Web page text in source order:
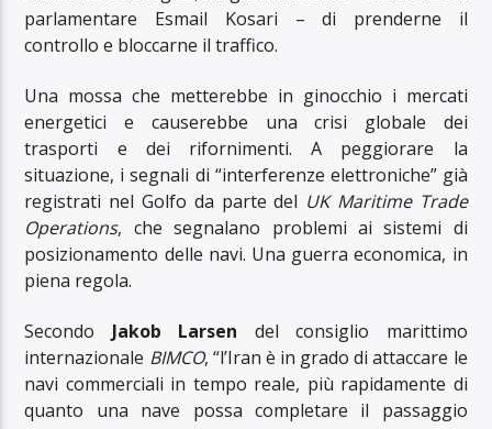
parlamentare Esmail Kosari – di prenderne il
controllo e bloccarne il traffico.
Una mossa che metterebbe in ginocchio i mercati
energetici e causerebbe una crisi globale dei
trasporti e dei rifornimenti. A peggiorare la
situazione, i segnali di “interferenze elettroniche” già
registrati nel Golfo da parte del UK Maritime Trade
Operations, che segnalano problemi ai sistemi di
posizionamento delle navi. Una guerra economica, in
piena regola.
Secondo Jakob Larsen del consiglio marittimo
internazionale BIMCO, “l’Iran è in grado di attaccare le
navi commerciali in tempo reale, più rapidamente di
quanto una nave possa completare il passaggio